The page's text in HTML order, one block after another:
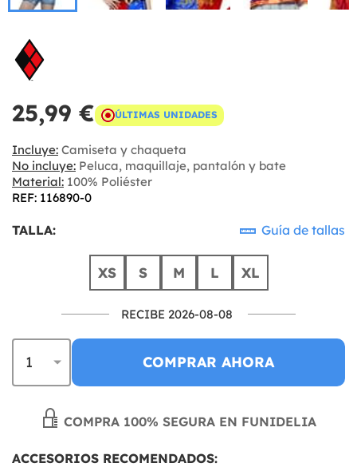
25,99 € ÚLTIMAS UNIDADES
Incluye: Camiseta y chaqueta
No incluye: Peluca, maquillaje, pantalón y bate
Material: 100% Poliéster
REF: 116890-0
TALLA: Guía de tallas
XS S M L XL
RECIBE 2026-08-08
COMPRAR AHORA
COMPRA 100% SEGURA EN FUNIDELIA
ACCESORIOS RECOMENDADOS: